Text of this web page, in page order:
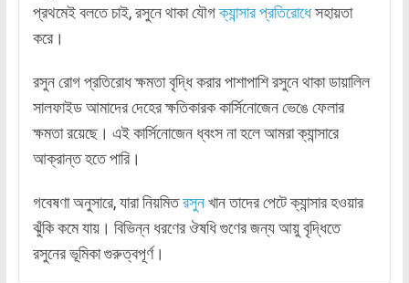
প্রথমেই বলতে চাই, রসুনে থাকা যৌগক্যান্সার প্রতিরোধেসহায়তা
করে।
রসুন রোগ প্রতিরোধ ক্ষমতা বৃদ্ধি করার পাশাপাশি রসুনে থাকা ডায়ালিল
সালফাইড আমাদের দেহের ক্ষতিকারক কার্সিনোজেন ভেঙে ফেলার
ক্ষমতা রয়েছে। এই কার্সিনোজেন ধ্বংস না হলে আমরা ক্যান্সারে
আক্রান্ত হতে পারি।
গবেষণা অনুসারে, যারা নিয়মিতরসুনখান তাদের পেটে ক্যান্সার হওয়ার
ঝুঁকি কমে যায়। বিভিন্ন ধরণের ঔষধি গুণের জন্য আয়ু বৃদ্ধিতে
রসুনের ভূমিকা গুরুত্বপূর্ণ।